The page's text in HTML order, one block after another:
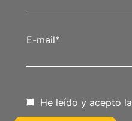
E-mail*
He leído y acepto la